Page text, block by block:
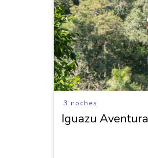
3 noches
Iguazu Aventura